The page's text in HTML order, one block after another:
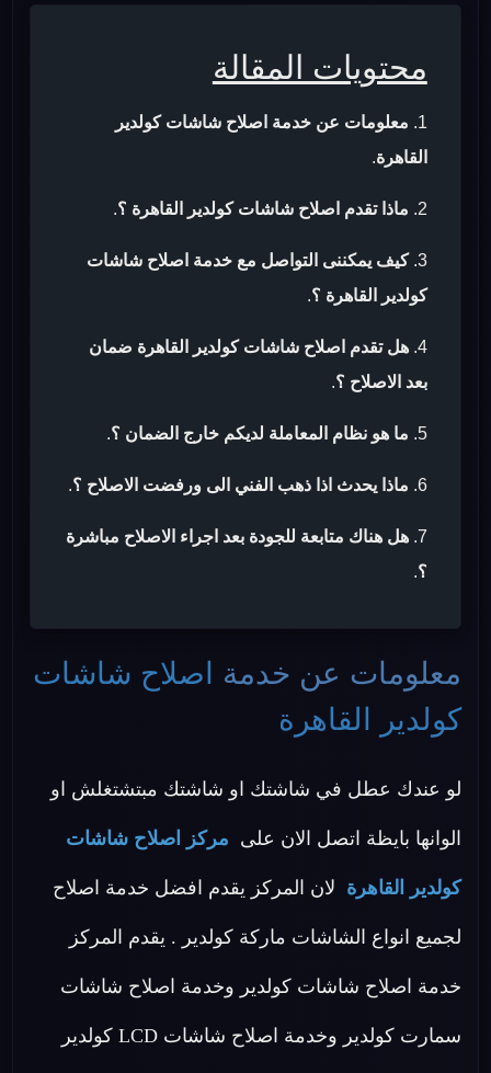
محتويات المقالة
معلومات عن خدمة اصلاح شاشات كولدير
القاهرة.
ماذا تقدم اصلاح شاشات كولدير القاهرة ؟.
كيف يمكننى التواصل مع خدمة اصلاح شاشات
كولدير القاهرة ؟.
هل تقدم اصلاح شاشات كولدير القاهرة ضمان
بعد الاصلاح ؟.
ما هو نظام المعاملة لديكم خارج الضمان ؟.
ماذا يحدث اذا ذهب الفني الى ورفضت الاصلاح ؟.
هل هناك متابعة للجودة بعد اجراء الاصلاح مباشرة
؟.
معلومات عن خدمة
اصلاح شاشات
كولدير القاهرة
لو عندك عطل في شاشتك او شاشتك مبتشتغلش او
الوانها بايظة اتصل الان على مركز اصلاح شاشات
كولدير القاهرة لان المركز يقدم افضل خدمة اصلاح
لجميع انواع الشاشات ماركة كولدير . يقدم المركز
خدمة اصلاح شاشات كولدير وخدمة اصلاح شاشات
سمارت كولدير وخدمة اصلاح شاشات LCD كولدير